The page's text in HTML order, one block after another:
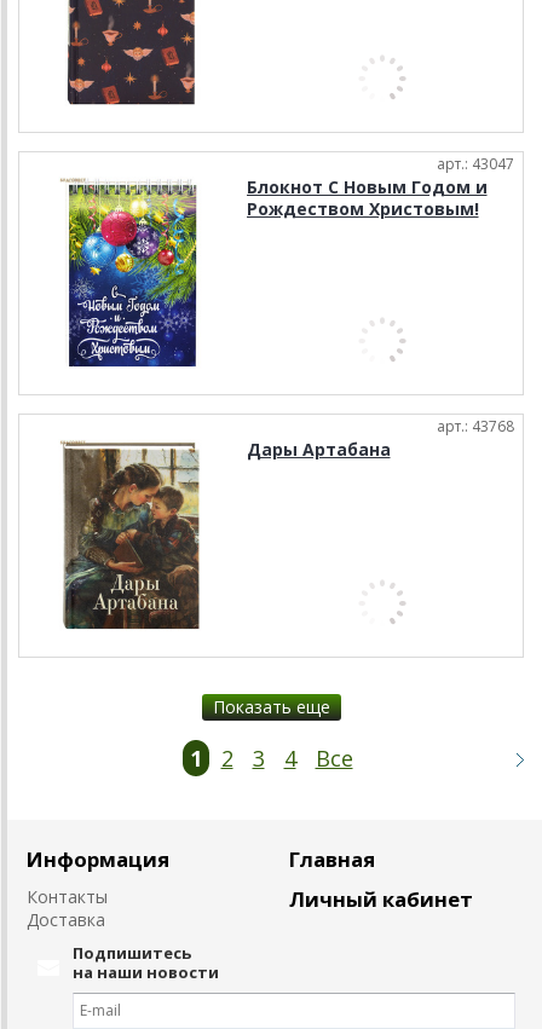
арт.: 43047
Блокнот С Новым Годом и
Рождеством Христовым!
арт.: 43768
Дары Артабана
Показать еще
1 2 3 4 Все
Информация
Контакты
Доставка
Главная
Личный кабинет
Подпишитесь
на наши новости